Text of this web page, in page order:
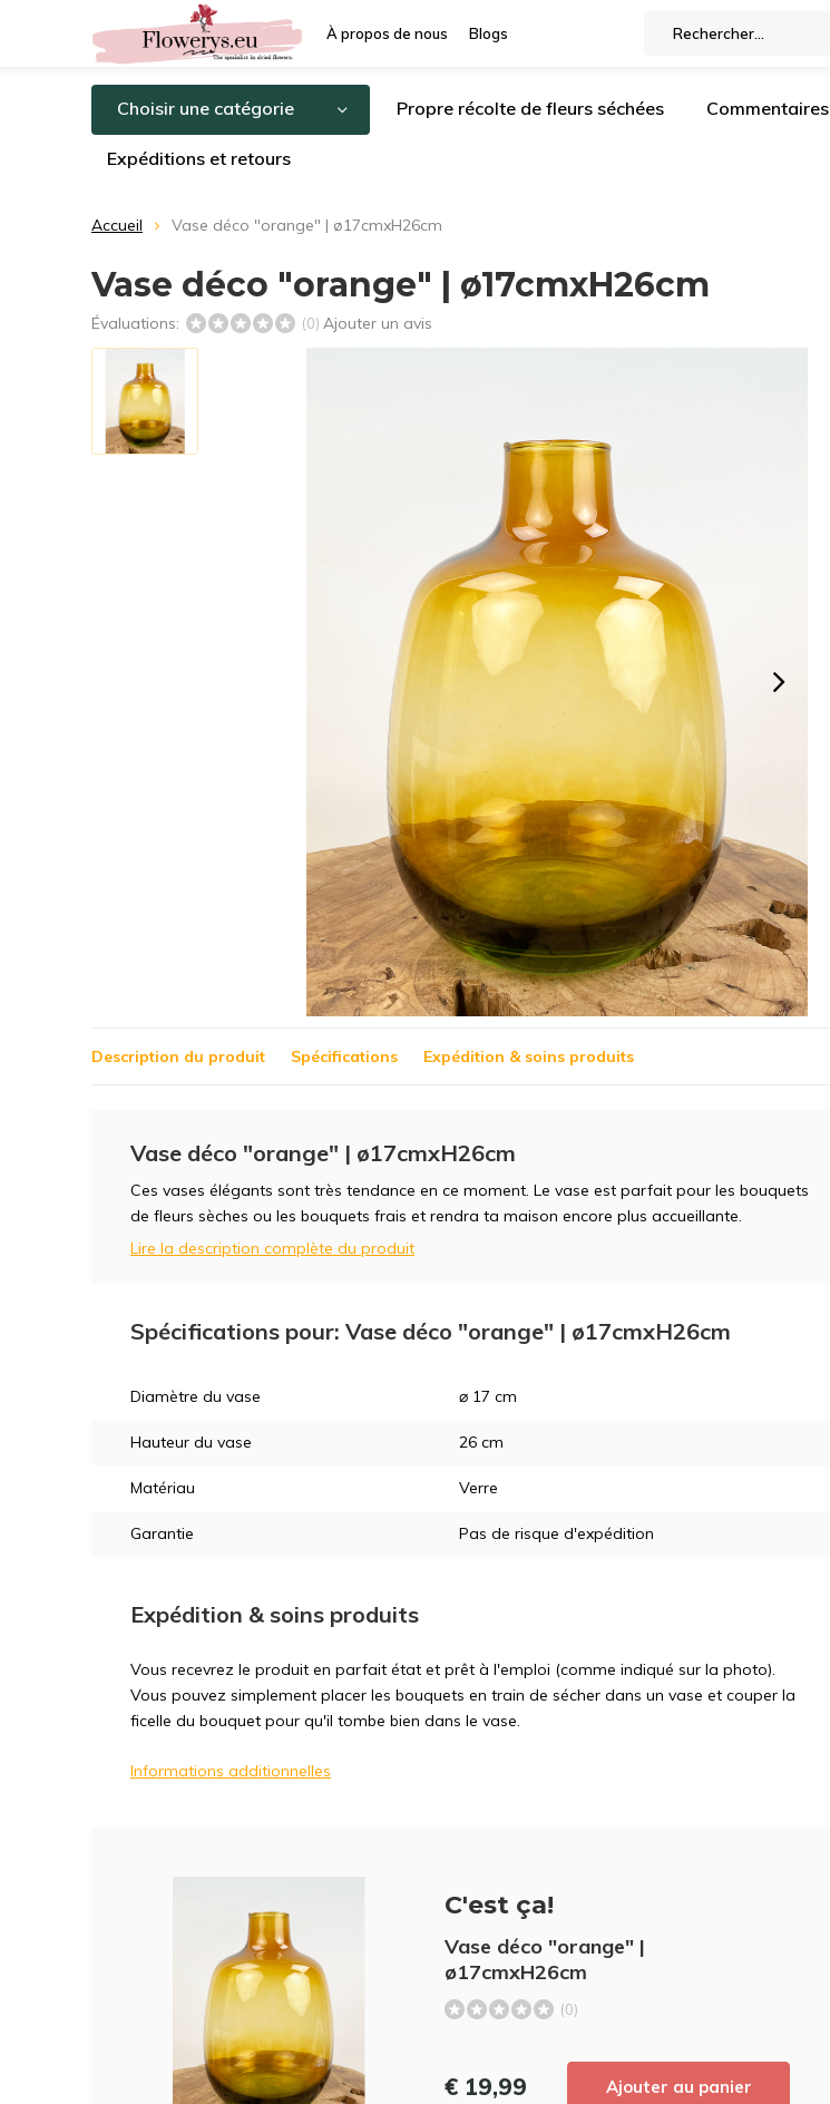
À propos de nous Blogs
Choisir une catégorie Propre récolte de fleurs séchées Commentaires
Expéditions et retours
Accueil Vase déco "orange" | ø17cmxH26cm
Vase déco "orange" | ø17cmxH26cm
Évaluations: (0) Ajouter un avis
Description du produit Spécifications Expédition & soins produits
Vase déco "orange" | ø17cmxH26cm
Ces vases élégants sont très tendance en ce moment. Le vase est parfait pour les bouquets
de fleurs sèches ou les bouquets frais et rendra ta maison encore plus accueillante.
Lire la description complète du produit
Spécifications pour: Vase déco "orange" | ø17cmxH26cm
Diamètre du vase ⌀ 17 cm
Hauteur du vase 26 cm
Matériau Verre
Garantie Pas de risque d'expédition
Expédition & soins produits
Vous recevrez le produit en parfait état et prêt à l'emploi (comme indiqué sur la photo).
Vous pouvez simplement placer les bouquets en train de sécher dans un vase et couper la
ficelle du bouquet pour qu'il tombe bien dans le vase.
Informations additionnelles
C'est ça!
Vase déco "orange" |
ø17cmxH26cm
(0)
€ 19,99 Ajouter au panier